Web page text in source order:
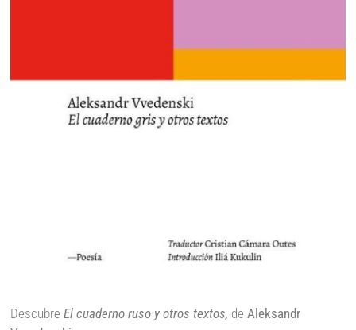
DescubreEl cuaderno ruso y otros textos, de Aleksandr